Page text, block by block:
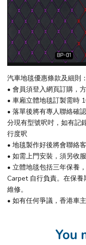
汽車地毯優惠條款及細則：
• 會員須登入網頁訂購，
• 車廂立體地毯訂製需時
• 落單後將有專人聯絡確
分現有型號呎吋，如有記
行度呎
• 地毯製作好後將會聯絡
• 如需上門安裝，須另收
• 立體地毯包括三年保養
Carpet 自行負責。在保
維修。
• 如有任何爭議，香港車
You